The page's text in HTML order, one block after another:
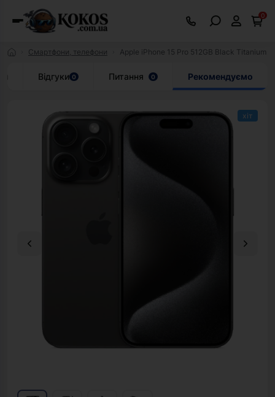
0
Смартфони, телефони Apple iPhone 15 Pro 512GB Black Titanium
Відгуки 0 Питання 0 Рекомендуємо
хіт